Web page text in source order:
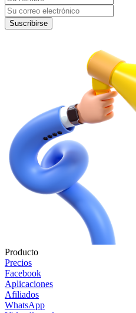
Suscribirse
Producto
Precios
Facebook
Aplicaciones
Afiliados
WhatsApp